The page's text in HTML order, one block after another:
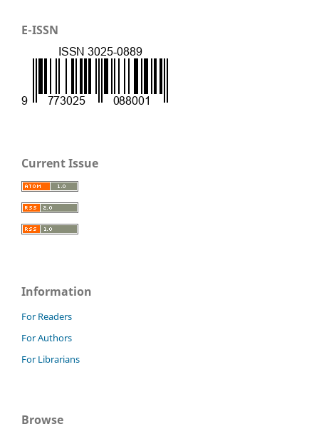
E-ISSN
Current Issue
Information
For Readers
For Authors
For Librarians
Browse